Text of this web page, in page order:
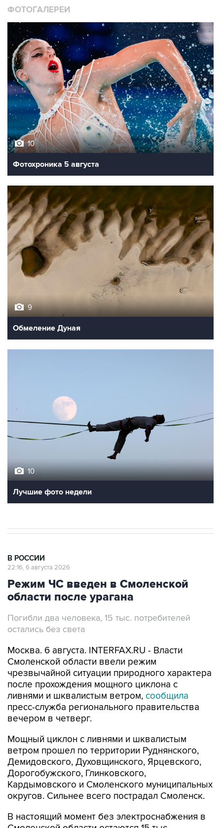
ФОТОГАЛЕРЕИ
10
Фотохроника 5 августа
9
Обмеление Дуная
10
Лучшие фото недели
В РОССИИ
22:16, 6 августа 2026
Режим ЧС введен в Смоленской
области после урагана
Погибли два человека, 15 тыс. потребителей
остались без света
Москва. 6 августа. INTERFAX.RU - Власти
Смоленской области ввели режим
чрезвычайной ситуации природного характера
после прохождения мощного циклона с
ливнями и шквалистым ветром, сообщила
пресс-служба регионального правительства
вечером в четверг.
Мощный циклон с ливнями и шквалистым
ветром прошел по территории Руднянского,
Демидовского, Духовщинского, Ярцевского,
Дорогобужского, Глинковского,
Кардымовского и Смоленского муниципальных
округов. Сильнее всего пострадал Смоленск.
В настоящий момент без электроснабжения в